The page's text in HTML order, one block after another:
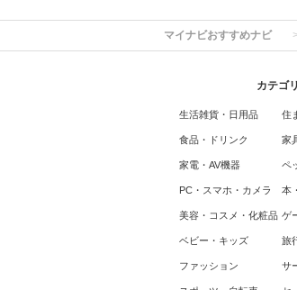
マイナビおすすめナビ
カテゴ
生活雑貨・日用品
食品・ドリンク
家電・AV機器
PC・スマホ・カメラ
美容・コスメ・化粧品
ベビー・キッズ
ファッション
住
家
ペ
本
ゲ
旅
サ